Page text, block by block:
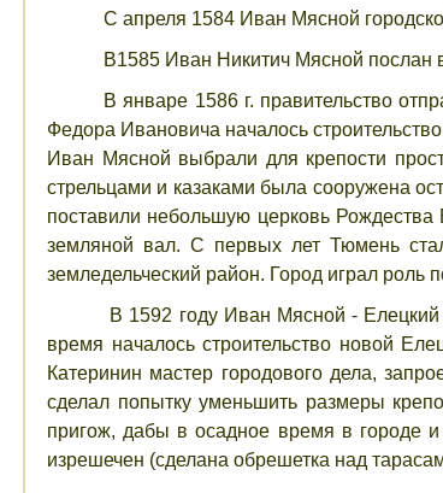
С апреля 1584 Иван Мясной
В1585 Иван Никитич Мясной послан
В январе 1586 г. правительство
Федора Ивановича началось
Иван Мясной выбрали для крепости
стрельцами и казаками была сооружена
поставили небольшую церковь
земляной вал. С первых лет Тюмень
земледельческий район. Город играл роль
В 1592 году Иван Мясной -
время началось строительство новой
Катеринин мастер городового дела,
сделал попытку уменьшить размеры
пригож, дабы в осадное время в городе
изрешечен (сделана обрешетка над